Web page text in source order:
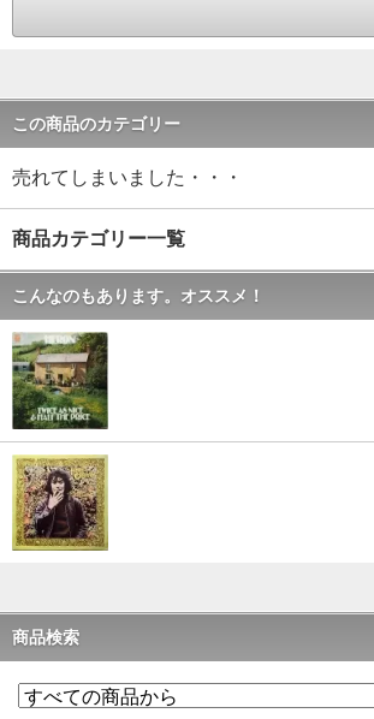
この商品のカテゴリー
売れてしまいました・・・
商品カテゴリー一覧
こんなのもあります。オススメ！
商品検索